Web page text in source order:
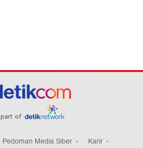
part of
Pedoman Media Siber
Karir